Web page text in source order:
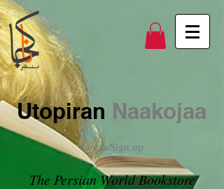
Utopiran Naakojaa
Login/Sign up
The Persian World Bookstore